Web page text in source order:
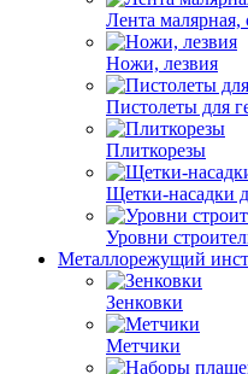
Лента малярная,
Ножи, лезвия
Пистолеты для
Плиткорезы
Щетки-насадки
Уровни
Металлорежущий
Зенковки
Метчики